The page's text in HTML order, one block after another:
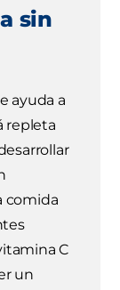
sin
ayuda a
repleta
comida
C
un